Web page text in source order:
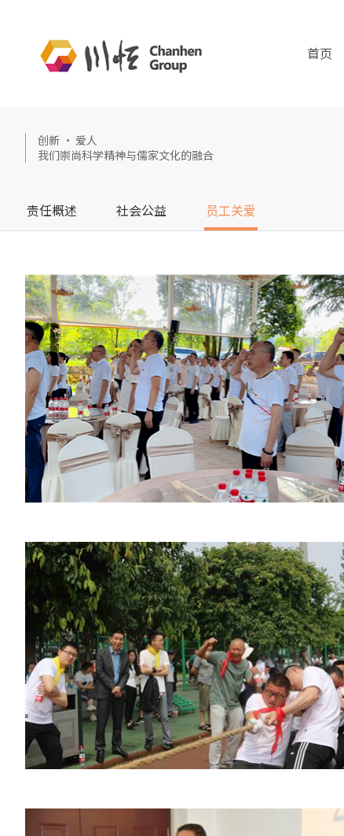
首页
创新 · 爱人
我们崇尚科学精神与儒家文化的融合
责任概述 社会公益 员工关爱